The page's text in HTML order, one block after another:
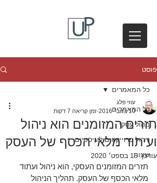
פוסט
כל המאמרים
ניהול עסקי
ניהול פרוייקטים לוגיסטיים
שונות
כל המאמרים
תזרים המזומנים הוא ניהול
ועיתוד מלאי הכסף של העסק
עוזי פלג
10 בנוב׳ 2016
זמן קריאה 7 דקות
עודכן:15 בספט׳ 2020
תזרים המזומנים העסקי, הוא ניהול ועתוד
מלאי הכסף של העסק. תהליך הניהול